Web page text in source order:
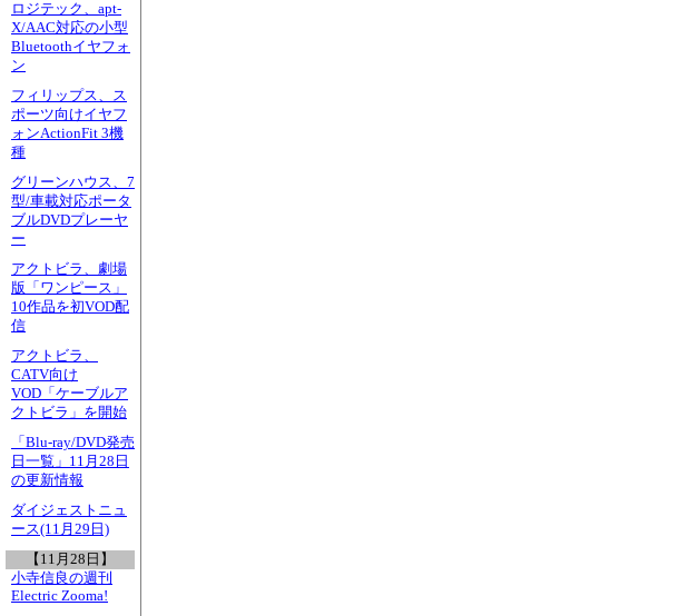
ロジテック、apt-
X/AAC対応の小型
Bluetoothイヤフォ
ン
フィリップス、ス
ポーツ向けイヤフ
ォンActionFit 3機
種
グリーンハウス、7
型/車載対応ポータ
ブルDVDプレーヤ
ー
アクトビラ、劇場
版「ワンピース」
10作品を初VOD配
信
アクトビラ、
CATV向け
VOD「ケーブルア
クトビラ」を開始
「Blu-ray/DVD発売
日一覧」11月28日
の更新情報
ダイジェストニュ
ース(11月29日)
【11月28日】
小寺信良の週刊
Electric Zooma!